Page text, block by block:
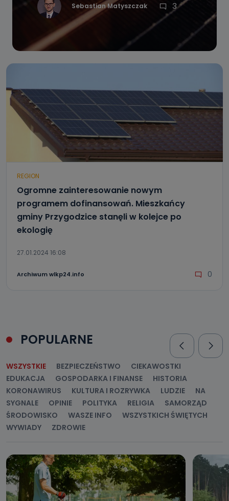
Sebastian Matyszczak 3
REGION
Ogromne zainteresowanie nowym
programem dofinansowań. Mieszkańcy
gminy Przygodzice stanęli w kolejce po
ekologię
27.01.2024 16:08
Archiwum wlkp24.info 0
POPULARNE
WSZYSTKIE BEZPIECZEŃSTWO
CIEKAWOSTKI
EDUKACJA
GOSPODARKA I FINANSE
HISTORIA
KORONAWIRUS
KULTURA I ROZRYWKA LUDZIE
NA
SYGNALE
OPINIE POLITYKA RELIGIA
SAMORZĄD
ŚRODOWISKO
WASZE INFO
WSZYSTKICH ŚWIĘTYCH
WYWIADY
ZDROWIE